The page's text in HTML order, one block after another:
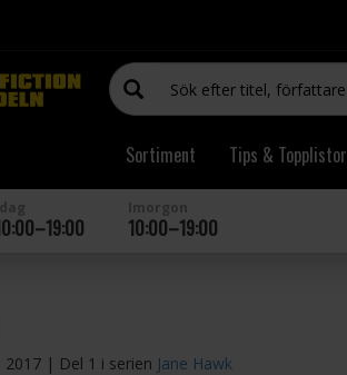
Sortiment Tips & Topplistor
10:00–19:00
2017 | Del 1 i serien Jane Hawk